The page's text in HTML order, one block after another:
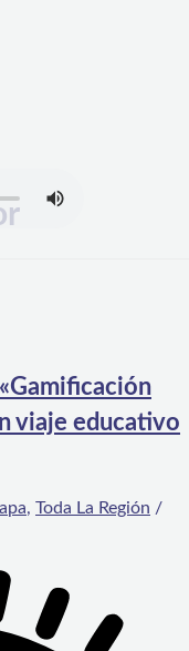
viaje educativo
, Toda La Región /